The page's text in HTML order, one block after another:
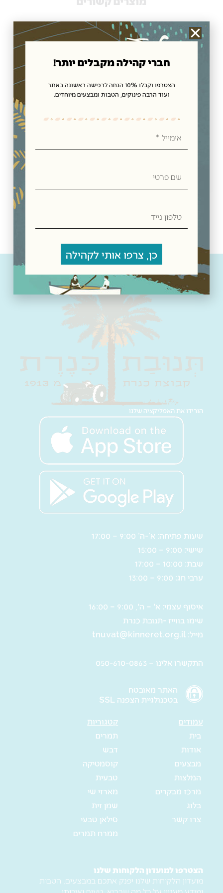
סוכריות ללא סוכר בטעם לימון ומנטול
הורידו את האפליקציה שלנו
שעות פתיחה: א’-ה’ 9:00 – 17:00
שישי: 9:00 – 15:00
שבת: 10:00 – 17:00
ערבי חג: 9:00 – 13:00
איסוף עצמי: א' – ה', 9:00 – 16:00
שימו בווייז -תנובת כנרת
מייל: tnuvat@kinneret.org.il
התקשרו אלינו – 050-610-0863
האתר מאובטח
בטכנולגיית הצפנה SSL
עמודים
בית
אודות
מבצעים
המלצות
מרכז מבקרים
בלוג
צרו קשר
קטגוריות
תמרים
דבש
קוסמטיקה
טבעית
מארזי שי
שמן זית
סילאן טבעי
ממרח תמרים
הצטרפו למועדון הלקוחות שלנו
מועדון הלקוחות שלנו יפנק אתכם במבצעים, הטבות
ומידע מעניין על כל מה שבריא, טעים ואיכותי.
חברי קהילה מקבלים יותר!
הצטרפו וקבלו 10% הנחה לרכישה ראשונה באתר
ועוד הרבה פינוקים, הטבות ומבצעים מיוחדים.
פרטי
נייד
כן, צרפו אותי לקהילה